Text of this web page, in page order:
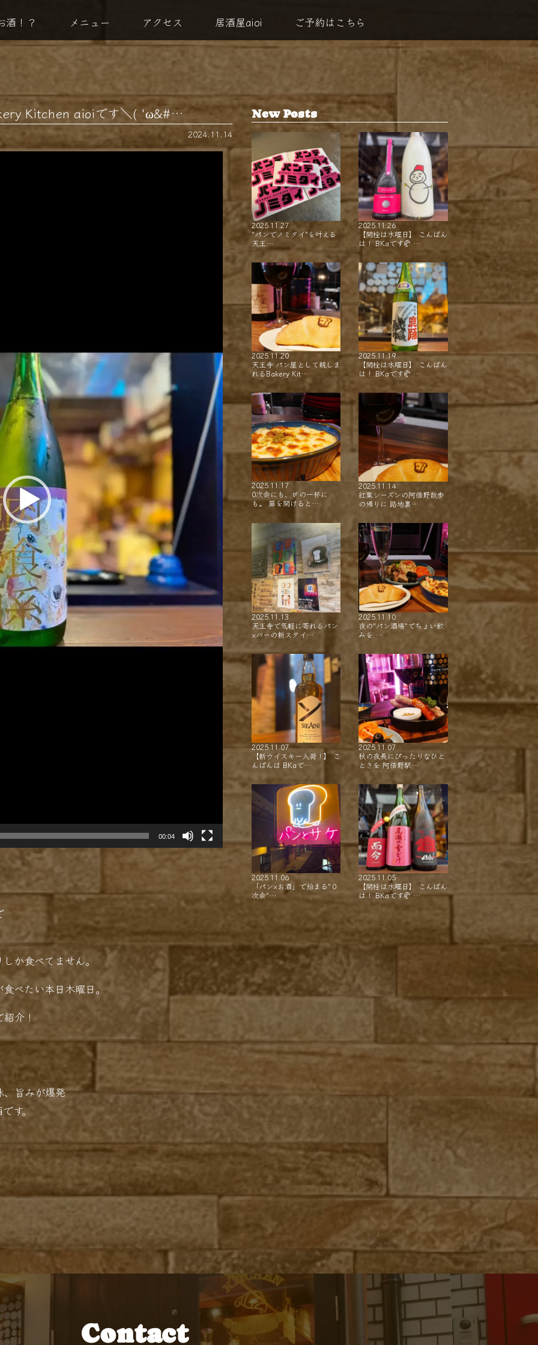
酒！？ メニュー アクセス 居酒屋aioi ご予約はこちら
Kitchen aioiです＼( 'ω&#…
2024.11.14
00:04
か食べてません。
べたい本日木曜日。
紹介！
、旨みが爆発
す。
New Posts
2025.11.27
"パンでノミタイ"を叶える
天王…
2025.11.26
【開栓は水曜日】 こんばん
は！ BKaです🥐 …
2025.11.20
天王寺 パン屋として親しま
れるBakery Kit…
2025.11.19
【開栓は水曜日】 こんばん
は！ BKaです🥐 …
2025.11.17
0次会にも、〆の一杯に
も。 扉を開けると…
2025.11.14
紅葉シーズンの阿倍野散歩
の帰りに 路地裏…
2025.11.13
天王寺で気軽に寄れるパン
×バーの新スタイ…
2025.11.10
夜の"パン酒場"でちょい飲
みを …
2025.11.07
【新ウイスキー入荷！】 こ
んばんは BKaで…
2025.11.07
秋の夜長にぴったりなひと
ときを 阿倍野駅…
2025.11.06
「パン×お酒」で始まる"０
次会"…
2025.11.05
【開栓は水曜日】 こんばん
は！ BKaです🥐 …
Contact